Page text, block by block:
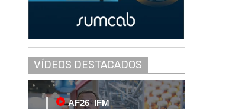
VÍDEOS DESTACADOS
AF26_IFM